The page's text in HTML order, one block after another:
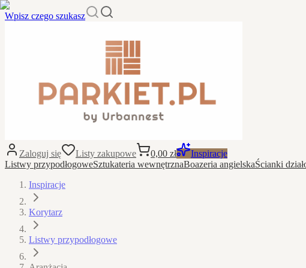
Wpisz czego szukasz
Zaloguj się Listy zakupowe 0,00 zł
Inspiracje
Listwy przypodłogoweSztukateria wewnętrznaBoazeria angielskaŚcianki
Inspiracje
Korytarz
Listwy przypodłogowe